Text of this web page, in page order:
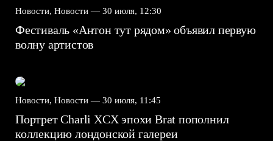
Новости, Новости — 30 июля, 12:30
Фестиваль «Антон тут рядом» объявил первую
волну артистов
Новости, Новости — 30 июля, 11:45
Портрет Charli XCX эпохи Brat пополнил
коллекцию лондонской галереи